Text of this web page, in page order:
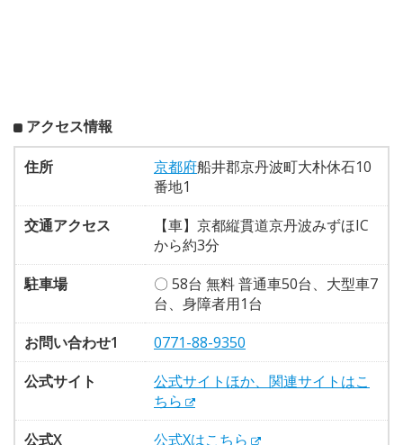
アクセス情報
住所 京都府船井郡京丹波町大朴休石10
番地1
交通アクセス
【車】京都縦貫道京丹波みずほIC
から約3分
駐車場
〇 58台 無料 普通車50台、大型車7
台、身障者用1台
お問い合わせ1
0771-88-9350
公式サイト
公式サイトほか、関連サイトはこ
ちら
公式X
公式Xはこちら